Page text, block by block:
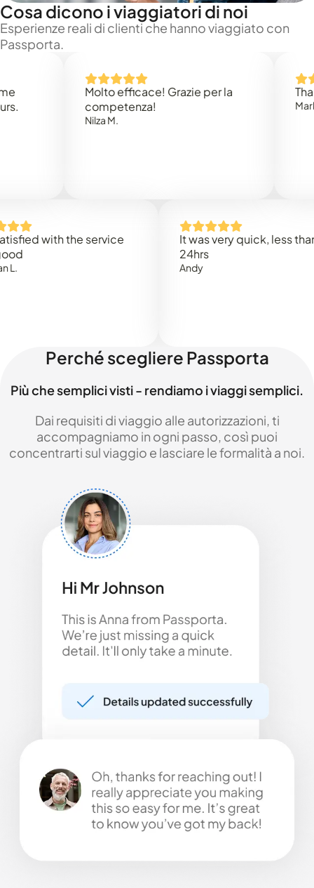
Cosa dicono i viaggiatori di noi
Esperienze reali di clienti che hanno viaggiato con
Passporta.
Molto efficace! Grazie per la
competenza!
Nilza M.
Thank
Mark N.
with the service
It was very quick, less than
Perché scegliere Passporta
Più che semplici visti - rendiamo i viaggi semplici.
Dai requisiti di viaggio alle autorizzazioni, ti
accompagniamo in ogni passo, così puoi
concentrarti sul viaggio e lasciare le formalità a noi.